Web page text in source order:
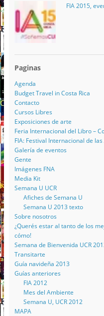
FIA 2015,
Paginas
Agenda
Budget Travel in Costa Rica
Contacto
Cursos Libres
Exposiciones de arte
Feria Internacional del Libro –
FIA: Festival Internacional de
Galería de eventos
Gente
Imágenes FNA
Media Kit
Semana U UCR
Afiches de Semana U
Semana U 2013 texto
Sobre nosotros
¿Querés estar al tanto de los
cómo!
Semana de Bienvenida UCR
Transitarte
Guía navideña 2013
Guías anteriores
FIA 2012
Mes del Ambiente
Semana U, UCR 2012
MAPA